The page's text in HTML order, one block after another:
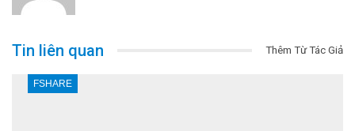
Tin liên quan Thêm Từ Tác Giả
FSHARE